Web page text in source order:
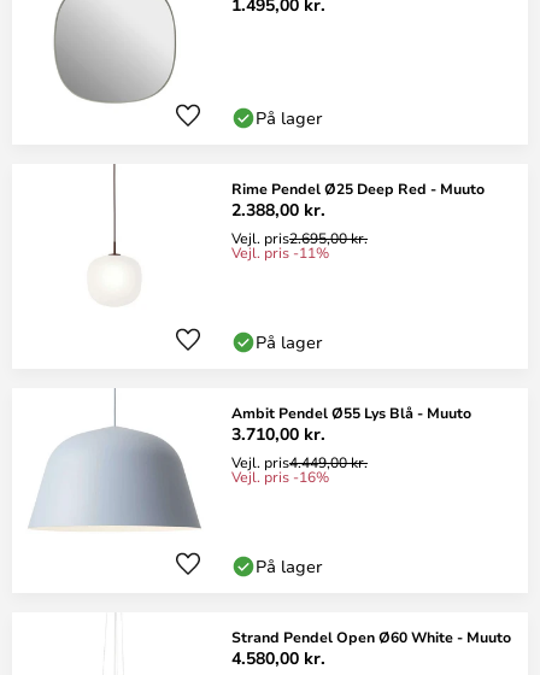
På lager
Rime Pendel Ø25 Deep Red - Muuto
2.388,00 kr.
Vejl. pris2.695,00 kr.
Vejl. pris -11%
På lager
Ambit Pendel Ø55 Lys Blå - Muuto
3.710,00 kr.
Vejl. pris4.449,00 kr.
Vejl. pris -16%
På lager
Strand Pendel Open Ø60 White - Muuto
4.580,00 kr.